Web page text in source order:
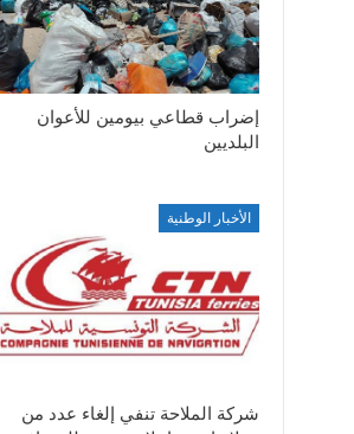
إضراب قطاعي بيومين للأعوان
البلديين
الأخبار الوطنية
شركة الملاحة تنفي إلغاء عدد من